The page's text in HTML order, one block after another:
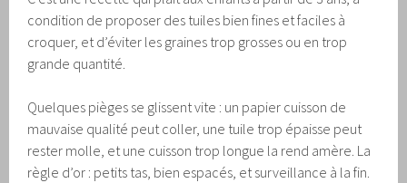
condition de proposer des tuiles bien fines et faciles à
croquer, et d’éviter les graines trop grosses ou en trop
grande quantité.
Quelques pièges se glissent vite : un papier cuisson de
mauvaise qualité peut coller, une tuile trop épaisse peut
rester molle, et une cuisson trop longue la rend amère. La
règle d’or : petits tas, bien espacés, et surveillance à la fin.